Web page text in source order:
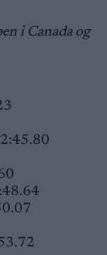
i Canada og
2:45.80